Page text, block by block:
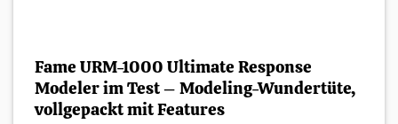
Fame URM-1000 Ultimate Response
Modeler im Test – Modeling-Wundertüte,
vollgepackt mit Features